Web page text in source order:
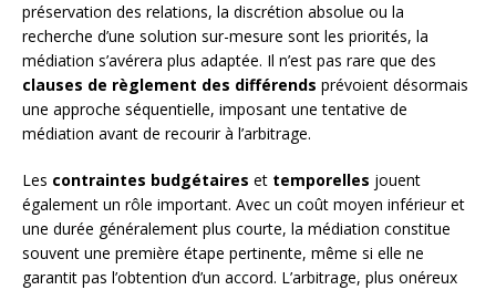
préservation des relations, la discrétion absolue ou la
recherche d’une solution sur-mesure sont les priorités, la
médiation s’avérera plus adaptée. Il n’est pas rare que des
clauses de règlement des différends prévoient désormais
une approche séquentielle, imposant une tentative de
médiation avant de recourir à l’arbitrage.
Les contraintes budgétaires et temporelles jouent
également un rôle important. Avec un coût moyen inférieur et
une durée généralement plus courte, la médiation constitue
souvent une première étape pertinente, même si elle ne
garantit pas l’obtention d’un accord. L’arbitrage, plus onéreux